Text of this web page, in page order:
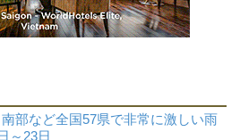
部など全国57県で非常に激しい雨
～23日